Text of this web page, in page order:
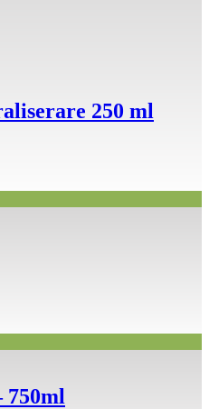
250 ml
750ml